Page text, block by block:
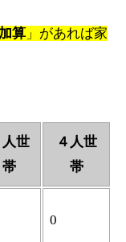
算 」があれば家
人世
帯
４人世
帯
0